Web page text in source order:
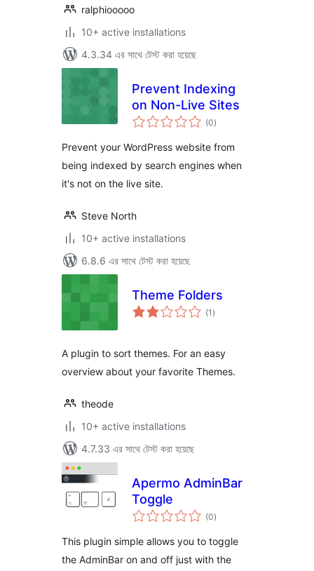
ralphiooooo
10+ active installations
4.3.34 এর সাথে টেস্ট করা হয়েছে
Prevent Indexing
on Non-Live Sites
(0total
ratings
)
Prevent your WordPress website from
being indexed by search engines when
it's not on the live site.
Steve North
10+ active installations
6.8.6 এর সাথে টেস্ট করা হয়েছে
Theme Folders
(1 total
ratings
)
A plugin to sort themes. For an easy
overview about your favorite Themes.
theode
10+ active installations
4.7.33 এর সাথে টেস্ট করা হয়েছে
Apermo AdminBar
Toggle
(0total
ratings
)
This plugin simple allows you to toggle
the AdminBar on and off just with the